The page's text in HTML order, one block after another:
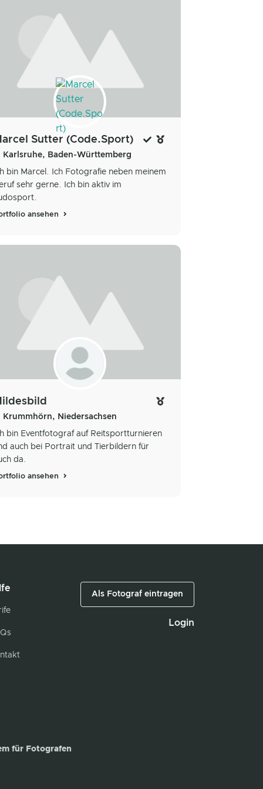
Sutter (Code.Sport)
Karlsruhe, Baden-Württemberg
bin Marcel. Ich Fotografie neben meinem
sehr gerne. Ich bin aktiv im
ansehen
Krummhörn, Niedersachsen
bin Eventfotograf auf Reitsportturnieren
auch bei Portrait und Tierbildern für
da.
ansehen
Als Fotograf eintragen
Login
für Fotografen